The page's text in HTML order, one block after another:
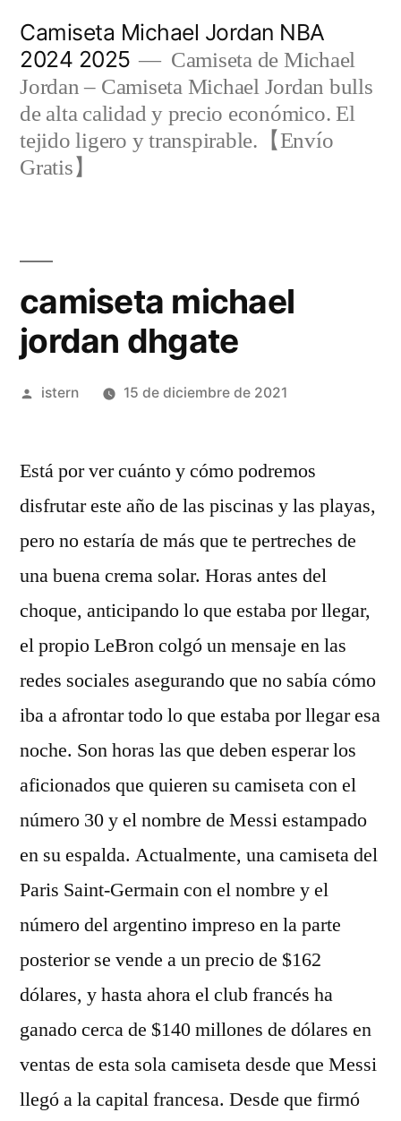
contenido
Camiseta Michael Jordan NBA
2024 2025
Camiseta de Michael
Jordan – Camiseta Michael Jordan bulls
de alta calidad y precio económico. El
tejido ligero y transpirable.【Envío
Gratis】
camiseta michael
jordan dhgate
Publicado
istern 15 de diciembre de 2021
Está por ver cuánto y cómo podremos
disfrutar este año de las piscinas y las playas,
pero no estaría de más que te pertreches de
una buena crema solar. Horas antes del
choque, anticipando lo que estaba por llegar,
el propio LeBron colgó un mensaje en las
redes sociales asegurando que no sabía cómo
iba a afrontar todo lo que estaba por llegar esa
noche. Son horas las que deben esperar los
aficionados que quieren su camiseta con el
número 30 y el nombre de Messi estampado
en su espalda. Actualmente, una camiseta del
Paris Saint-Germain con el nombre y el
número del argentino impreso en la parte
posterior se vende a un precio de $162
dólares, y hasta ahora el club francés ha
ganado cerca de $140 millones de dólares en
ventas de esta sola camiseta desde que Messi
llegó a la capital francesa. Desde que firmó